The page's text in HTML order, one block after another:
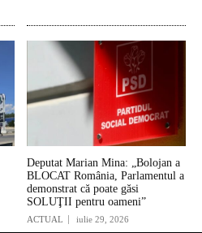
Deputat Marian Mina: „Bolojan a
BLOCAT România, Parlamentul a
demonstrat că poate găsi
SOLUŢII pentru oameni”
ACTUAL iulie 29, 2026